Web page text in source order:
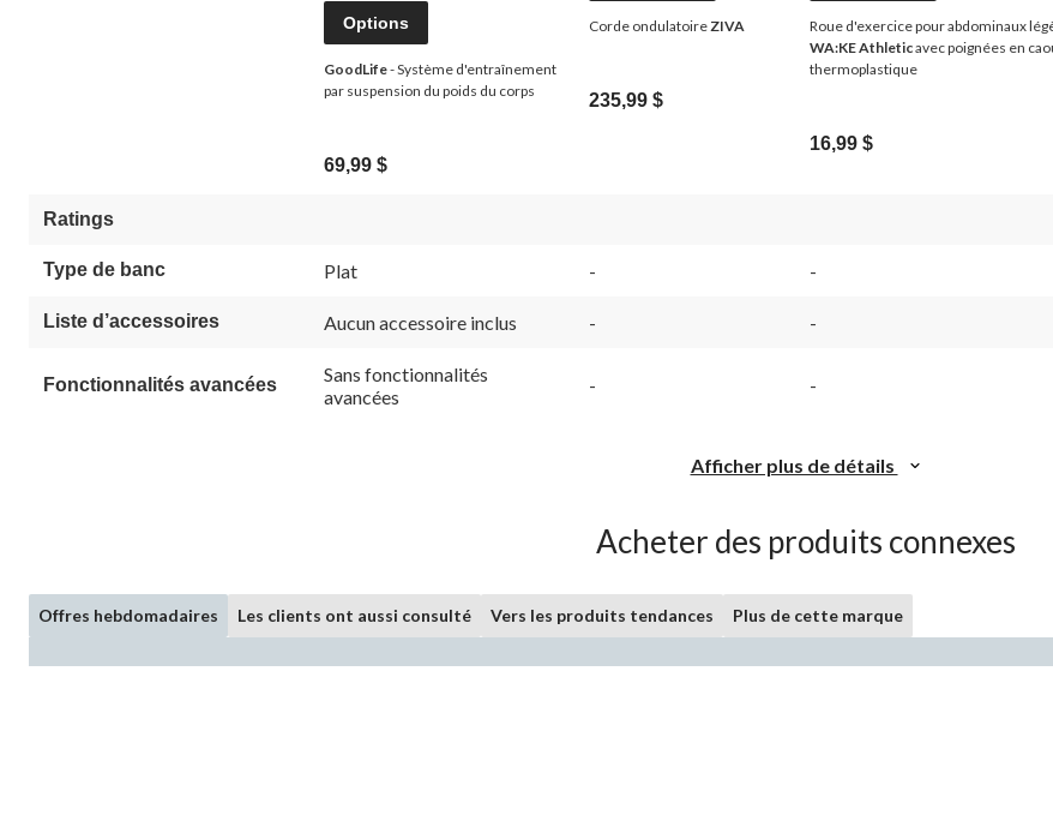
Options
GoodLife- Système d'entraînement
par suspension du poids du corps
69,99 $
Corde ondulatoire ZIVA
235,99 $
Roue d'exercice pour abdominaux
WA:KE Athleticavec poignées en
thermoplastique
16,99 $
Ratings
Type de banc Plat - -
Liste d’accessoires Aucun accessoire inclus - -
Fonctionnalités avancées
Sans fonctionnalités
avancées
- -
Afficher plus de détails
Acheter des produits connexes
Offres hebdomadaires Les clients ont aussi consulté Vers les produits tendances Plus de cette marque